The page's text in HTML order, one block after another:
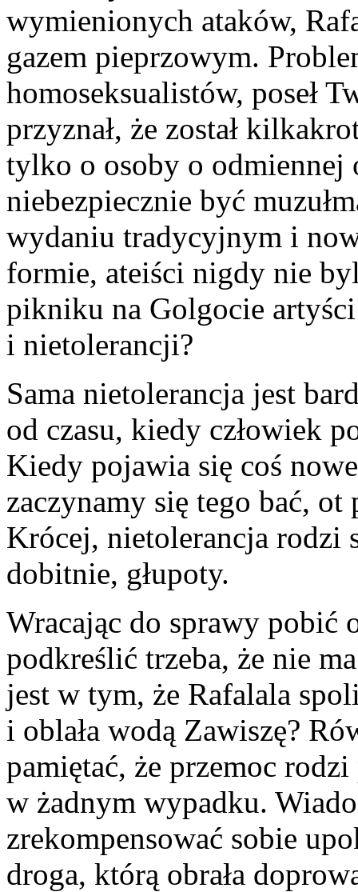
wymienionych ataków,
gazem pieprzowym.
homoseksualistów, poseł
przyznał, że został
tylko o osoby o odmiennej
niebezpiecznie być
wydaniu tradycyjnym i
formie, ateiści nigdy nie
pikniku na Golgocie
i nietolerancji?
Sama nietolerancja jest
od czasu, kiedy człowiek
Kiedy pojawia się coś
zaczynamy się tego bać,
Krócej, nietolerancja rodzi
dobitnie, głupoty.
Wracając do sprawy pobić
podkreślić trzeba, że nie
jest w tym, że Rafalala
i oblała wodą Zawiszę?
pamiętać, że przemoc
w żadnym wypadku.
zrekompensować sobie
droga, którą obrała